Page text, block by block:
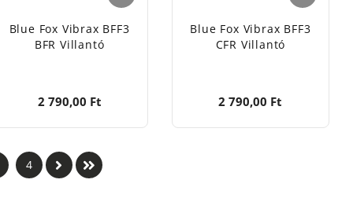
Blue Fox Vibrax BFF3
BFR Villantó
2 790,00 Ft
Blue Fox Vibrax BFF3
CFR Villantó
2 790,00 Ft
4